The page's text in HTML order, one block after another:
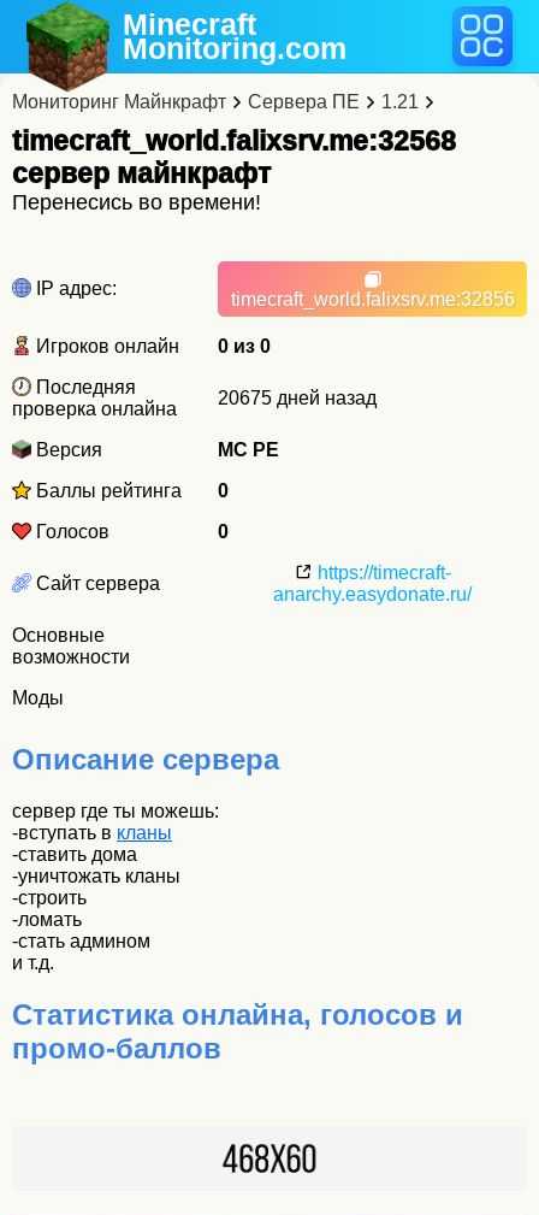
Minecraft
Monitoring.com
Мониторинг Майнкрафт Сервера ПЕ 1.21
timecraft_world.falixsrv.me:32568
cервер майнкрафт
Перенесись во времени!
IP адрес:
timecraft_world.falixsrv.me:32856
Игроков онлайн
0 из 0
Последняя
проверка онлайна
20675 дней назад
Версия
MC PE
Баллы рейтинга
0
Голосов
0
Сайт сервера
https://timecraft-
anarchy.easydonate.ru/
Основные
возможности
Моды
Описание сервера
сервер где ты можешь:
-вступать в кланы
-ставить дома
-уничтожать кланы
-строить
-ломать
-стать админом
и т.д.
Статистика онлайна, голосов и
промо-баллов